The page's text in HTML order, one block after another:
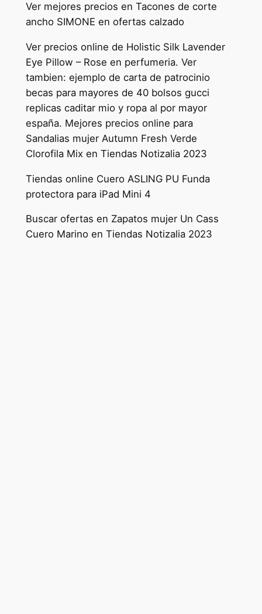
Ver mejores precios en Tacones de corte
ancho SIMONE en ofertas calzado
Ver precios online de Holistic Silk Lavender
Eye Pillow – Rose en perfumeria. Ver
tambien: ejemplo de carta de patrocinio
becas para mayores de 40 bolsos gucci
replicas caditar mio y ropa al por mayor
españa. Mejores precios online para
Sandalias mujer Autumn Fresh Verde
Clorofila Mix en Tiendas Notizalia 2023
Tiendas online Cuero ASLING PU Funda
protectora para iPad Mini 4
Buscar ofertas en Zapatos mujer Un Cass
Cuero Marino en Tiendas Notizalia 2023